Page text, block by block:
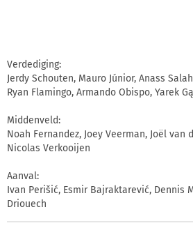
Verdediging:
Jerdy Schouten, Mauro Júnior, Anass
Ryan Flamingo, Armando Obispo, Yarek
Middenveld:
Noah Fernandez, Joey Veerman, Joël van
Nicolas Verkooijen
Aanval:
Ivan Perišić, Esmir Bajraktarević, Dennis
Driouech